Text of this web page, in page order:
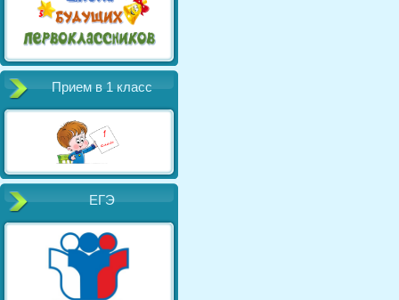
Прием в 1 класс
ЕГЭ